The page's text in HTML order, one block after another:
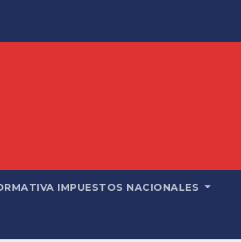
IMPUESTOS NACIONALES